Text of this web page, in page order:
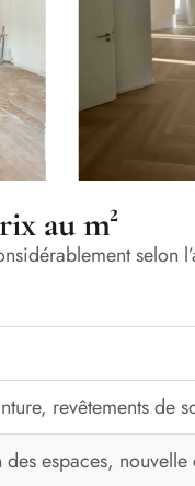
au m²
revêtements de
des espaces,